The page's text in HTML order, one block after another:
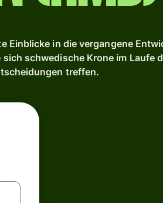
Einblicke in die vergangene
schwedische Krone im Laufe
treffen.